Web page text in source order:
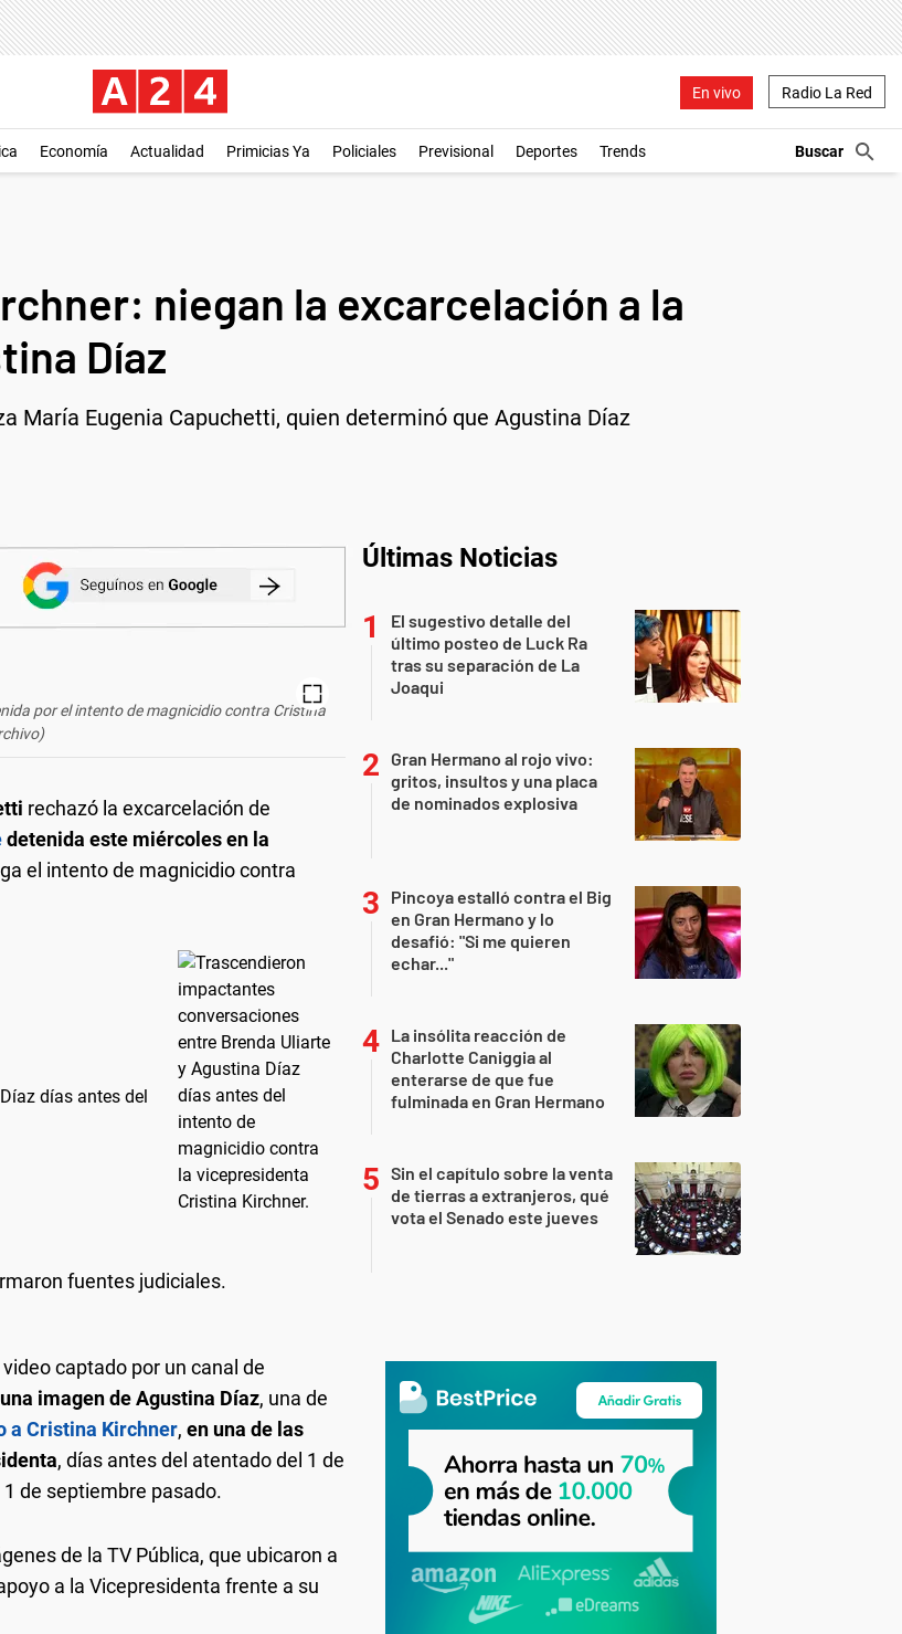
En vivo Radio La Red
Economía Actualidad Primicias Ya Policiales Previsional Deportes Trends
niegan la excarcelación a la
Díaz
María Eugenia Capuchetti, quien determinó que Agustina Díaz
por el intento de magnicidio contra Cristina
rechazó la excarcelación de
detenida este miércoles en la
el intento de magnicidio contra
días antes del
fuentes judiciales.
captado por un canal de
imagen de Agustina Díaz, una de
a Cristina Kirchner, en una de las
, días antes del atentado del 1 de
de septiembre pasado.
de la TV Pública, que ubicaron a
a la Vicepresidenta frente a su
Últimas Noticias
El sugestivo detalle del
último posteo de Luck Ra
tras su separación de La
Joaqui
Gran Hermano al rojo vivo:
gritos, insultos y una placa
de nominados explosiva
Pincoya estalló contra el Big
en Gran Hermano y lo
desafió: "Si me quieren
echar..."
La insólita reacción de
Charlotte Caniggia al
enterarse de que fue
fulminada en Gran Hermano
Sin el capítulo sobre la venta
de tierras a extranjeros, qué
vota el Senado este jueves